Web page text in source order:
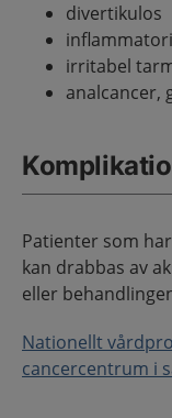
divertikulos
irritabel
analcancer,
Patienter som
kan drabbas av
eller
Nationellt
cancercentrum i